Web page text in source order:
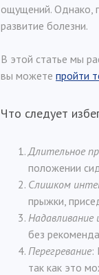
ощущений. Однако,
развитие болезни.
В этой статье мы
вы можете пройти
Что следует
Длительное
положении
Слишком
прыжки,
Надавливание
без
Перегревание:
так как это